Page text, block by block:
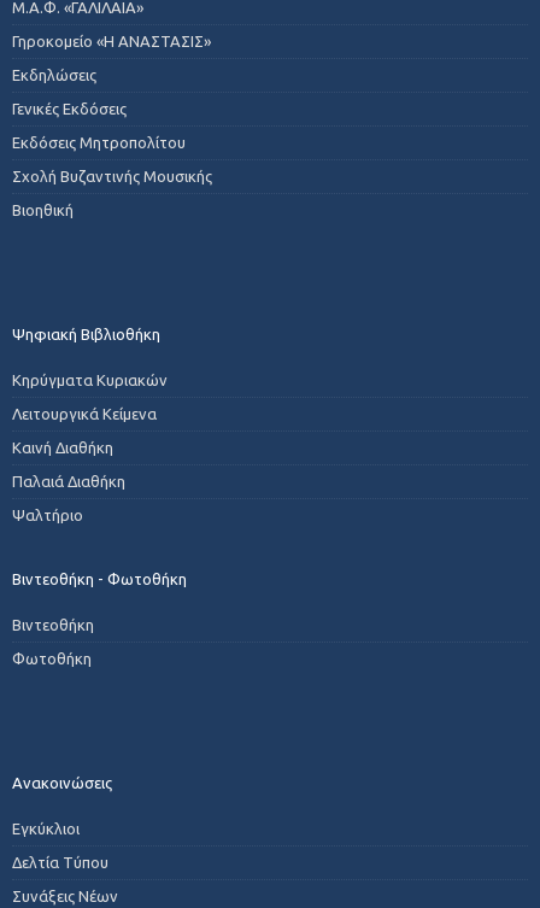
Μ.Α.Φ. «ΓΑΛΙΛΑΙΑ»
Γηροκομείο «Η ΑΝΑΣΤΑΣΙΣ»
Εκδηλώσεις
Γενικές Εκδόσεις
Εκδόσεις Μητροπολίτου
Σχολή Βυζαντινής Μουσικής
Βιοηθική
Ψηφιακή Βιβλιοθήκη
Κηρύγματα Κυριακών
Λειτουργικά Κείμενα
Καινή Διαθήκη
Παλαιά Διαθήκη
Ψαλτήριο
Βιντεοθήκη - Φωτοθήκη
Βιντεοθήκη
Φωτοθήκη
Ανακοινώσεις
Εγκύκλιοι
Δελτία Τύπου
Συνάξεις Νέων